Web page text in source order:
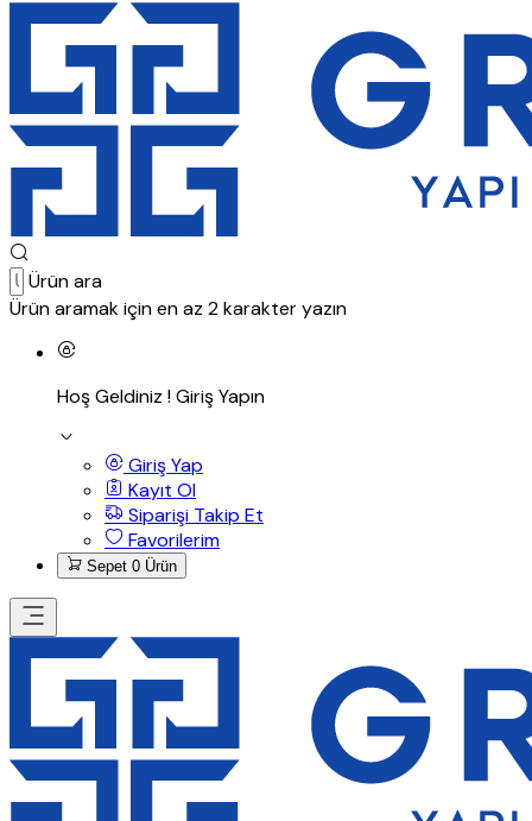
Ürün ara
Ürün aramak için en az 2 karakter yazın
Hoş Geldiniz !Giriş Yapın
Giriş Yap
Kayıt Ol
Siparişi Takip Et
Favorilerim
Sepet 0 Ürün